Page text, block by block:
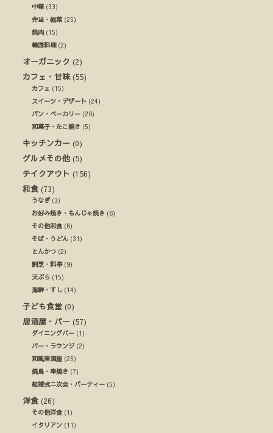
中華(33)
弁当・総菜 (25)
焼肉 (15)
韓国料理(2)
オーガニック (2)
カフェ・甘味(55)
カフェ (15)
スイーツ・デザート (24)
パン・ベーカリー (20)
和菓子・たこ焼き (5)
キッチンカー (0)
グルメその他 (5)
テイクアウト (156)
和食 (73)
うなぎ(3)
お好み焼き・もんじゃ焼き (6)
その他和食(6)
そば・うどん (31)
とんかつ (2)
割烹・料亭(9)
天ぷら (15)
海鮮・すし (14)
子ども食堂 (0)
居酒屋・バー (57)
ダイニングバー (1)
バー・ラウンジ (2)
和風居酒屋 (25)
焼鳥・串焼き (7)
結婚式ニ次会・パーティー (5)
洋食 (26)
その他洋食(1)
イタリアン (11)